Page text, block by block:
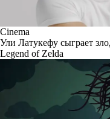
Cinema
Ули Латукефу сыграет
Legend of Zelda